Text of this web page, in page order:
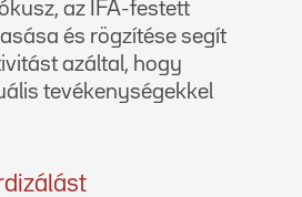
az IFA-festett
és rögzítése segít
azáltal, hogy
tevékenységekkel